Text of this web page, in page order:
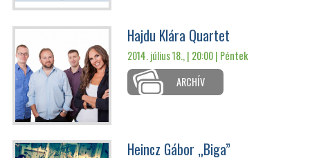
Hajdu Klára Quartet
2014. július 18., | 20:00 | Péntek
ARCHÍV
Heincz Gábor „Biga”